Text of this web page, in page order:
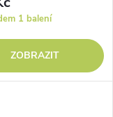
1 balení
ZOBRAZIT